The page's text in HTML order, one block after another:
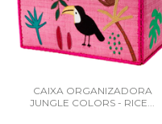
CAIXA ORGANIZADORA
JUNGLE COLORS - RICE...